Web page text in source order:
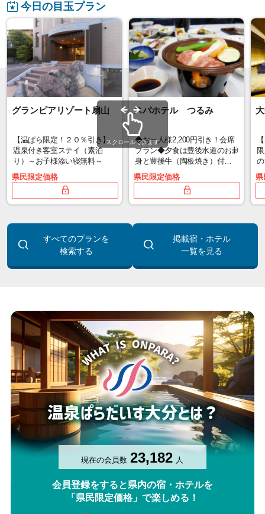
今日の目玉プラン
グランピアリゾート扇山
【温ぱら限定！２０％引き】
温泉付き客室ステイ（素泊
り）～お子様添い寝無料～
県民限定価格
スパホテル つるみ
◆お一人様2,200円引き！会席
プラン◆夕食は豊後水道のお刺
身と豊後牛（陶板焼き）付
き！１泊２食
県民限定価格
14,080
県
スクロールできます
すべてのプランを
検索する
掲載宿・ホテル
一覧を見る
現在の会員数 23,182 人
会員登録をすると県内の宿・ホテルを
「県民限定価格」で楽しめる！